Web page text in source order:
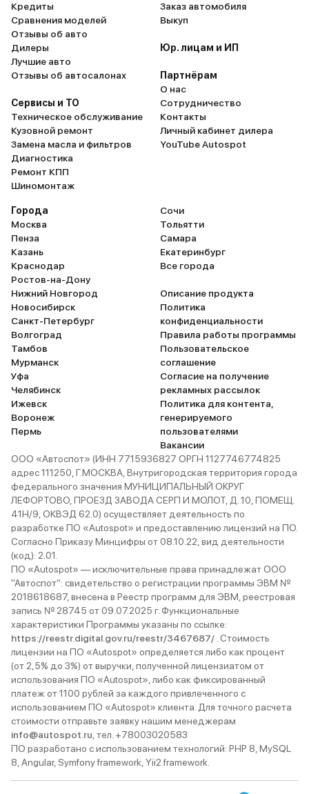
Кредиты
Сравнения моделей
Отзывы об авто
Дилеры
Лучшие авто
Отзывы об автосалонах
Сервисы и ТО
Техническое обслуживание
Кузовной ремонт
Замена масла и фильтров
Диагностика
Ремонт КПП
Шиномонтаж
Заказ автомобиля
Выкуп
Юр. лицам и ИП
Партнёрам
О нас
Сотрудничество
Контакты
Личный кабинет дилера
YouTube Autospot
Города
Москва
Пенза
Казань
Краснодар
Ростов-на-Дону
Нижний Новгород
Новосибирск
Санкт-Петербург
Волгоград
Тамбов
Мурманск
Уфа
Челябинск
Ижевск
Воронеж
Пермь
Сочи
Тольятти
Самара
Екатеринбург
Все города
Описание продукта
Политика
конфиденциальности
Правила работы программы
Пользовательское
соглашение
Согласие на получение
рекламных рассылок
Политика для контента,
генерируемого
пользователями
Вакансии
ООО «Автоспот» (ИНН 7715936827 ОРГН 1127746774825
адрес 111250, Г.МОСКВА, Внутригородская территория города
федерального значения МУНИЦИПАЛЬНЫЙ ОКРУГ
ЛЕФОРТОВО, ПРОЕЗД ЗАВОДА СЕРП И МОЛОТ, Д. 10, ПОМЕЩ.
41Н/9, ОКВЭД 62.0) осуществляет деятельность по
разработке ПО «Autospot» и предоставлению лицензий на ПО.
Согласно Приказу Минцифры от 08.10.22, вид деятельности
(код): 2.01.
ПО «Autospot» — исключительные права принадлежат ООО
"Автоспот": свидетельство о регистрации программы ЭВМ №
2018618687, внесена в Реестр программ для ЭВМ, реестровая
запись № 28745 от 09.07.2025 г. Функциональные
характеристики Программы указаны по ссылке:
https://reestr.digital.gov.ru/reestr/3467687/ . Стоимость
лицензии на ПО «Autospot» определяется либо как процент
(от 2,5% до 3%) от выручки, полученной лицензиатом от
использования ПО «Autospot», либо как фиксированный
платеж от 1100 рублей за каждого привлеченного с
использованием ПО «Autospot» клиента. Для точного расчета
стоимости отправьте заявку нашим менеджерам
info@autospot.ru , тел. +78003020583
ПО разработано с использованием технологий: PHP 8, MySQL
8, Angular, Symfony framework, Yii2 framework.